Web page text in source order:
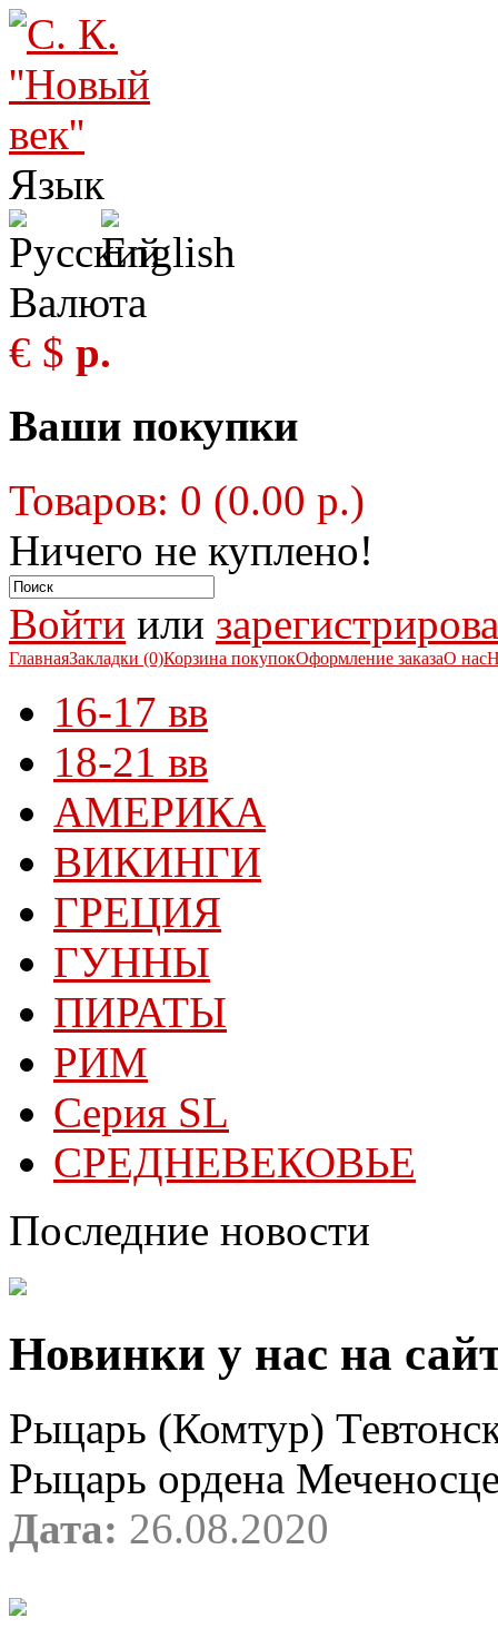
Язык
Валюта
€ $ р.
Ваши покупки
Товаров: 0 (0.00 р.)
Ничего не куплено!
Войти или
ГлавнаяЗакладки (0)Корзина покупокОформление заказаО нас
16-17 вв
18-21 вв
АМЕРИКА
ВИКИНГИ
ГРЕЦИЯ
ГУННЫ
ПИРАТЫ
РИМ
Серия SL
СРЕДНЕВЕКОВЬЕ
Последние новости
Новинки у нас на
Рыцарь (Комтур)
Рыцарь ордена
Дата: 26.08.2020